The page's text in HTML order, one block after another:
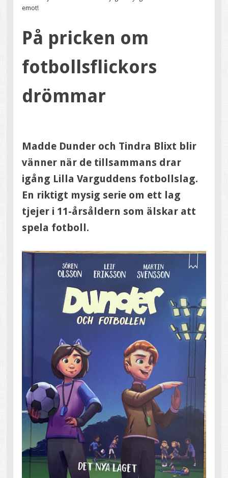
emot!
På pricken om
fotbollsflickors
drömmar
Madde Dunder och Tindra Blixt blir
vänner när de tillsammans drar
igång Lilla Varguddens fotbollslag.
En riktigt mysig serie om ett lag
tjejer i 11-årsåldern som älskar att
spela fotboll.